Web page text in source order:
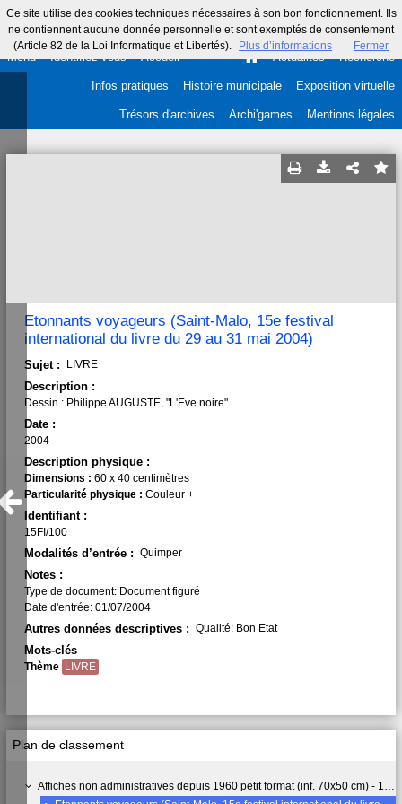
Ce site utilise des cookies techniques nécessaires à son bon fonctionnement. Ils
ne contiennent aucune donnée personnelle et sont exemptés de consentement
(Article 82 de la Loi Informatique et Libertés).
Plus d’informations Fermer
Menu Identifiez-vous Accueil Actualités Recherche
Infos pratiques Histoire municipale Exposition virtuelle
Trésors d'archives Archi'games Mentions légales
Plan de classement
Affiches non administratives depuis 1960 petit format (inf. 70x50 cm) - 15 FI
Etonnants voyageurs (Saint-Malo, 15e festival
international du livre du 29 au 31 mai 2004)
Sujet : LIVRE
Description :
Dessin : Philippe AUGUSTE, "L'Eve noire"
Date :
2004
Description physique :
Dimensions : 60 x 40 centimètres
Particularité physique : Couleur +
Identifiant :
15FI/100
Modalités d’entrée : Quimper
Notes :
Type de document: Document figuré
Date d'entrée: 01/07/2004
Autres données descriptives : Qualité: Bon Etat
Mots-clés
Thème LIVRE